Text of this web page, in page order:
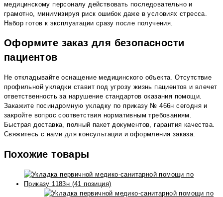
медицинскому персоналу действовать последовательно и
грамотно, минимизируя риск ошибок даже в условиях стресса.
Набор готов к эксплуатации сразу после получения.
Оформите заказ для безопасности
пациентов
Не откладывайте оснащение медицинского объекта. Отсутствие
профильной укладки ставит под угрозу жизнь пациентов и влечет
ответственность за нарушение стандартов оказания помощи.
Закажите посиндромную укладку по приказу № 466н сегодня и
закройте вопрос соответствия нормативным требованиям.
Быстрая доставка, полный пакет документов, гарантия качества.
Свяжитесь с нами для консультации и оформления заказа.
Похожие товары